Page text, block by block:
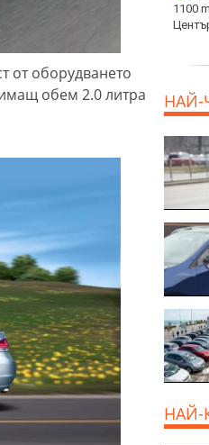
от оборудването
обем 2.0 литра
НАЙ-
НАЙ-